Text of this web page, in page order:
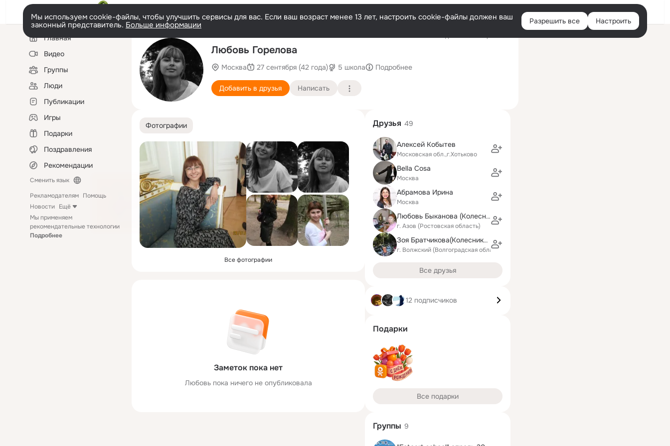
Войти
Мы используем cookie-файлы, чтобы улучшить сервисы для вас. Если ваш возраст менее 13 лет, настроить cookie-файлы должен ваш
законный представитель. Больше информации Разрешить все Настроить
Левая
колонкаГлавная
Видео
Группы
Люди
Публикации
Игры
Подарки
Поздравления
Рекомендации
Сменить язык
Рекламодателям Помощь
Новости Ещё
Мы применяем
рекомендательные технологии
Подробнее
Любовь Горелова
Москва 27 сентября (42 года) 5 школа Подробнее
Добавить в друзья Написать
Фотографии
Все фотографии
Заметок пока нет
Любовь пока ничего не опубликовала
Друзья 49
Алексей Кобытев
Московская обл.,г.Хотьково
Bella Cosa
Москва
Абрамова Ирина
Москва
Любовь Быканова (Колесникова)
г. Азов (Ростовская область)
Зоя Братчикова(Колесникова)
г. Волжский (Волгоградская область)
Все друзья
12 подписчиков
Подарки
Все подарки
Группы 9